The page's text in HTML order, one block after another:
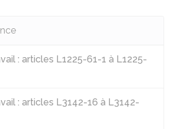
: articles L1225-61-1 à L1225-
: articles L3142-16 à L3142-